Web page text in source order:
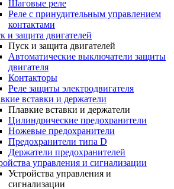
Шаговые реле
Реле с принудительным управлением
контактами
и защита двигателей
Пуск и защита двигателей
Автоматические выключатели защиты
двигателя
Контакторы
Реле защиты электродвигателя
вставки и держатели
Плавкие вставки и держатели
Цилиндрические предохранители
Ножевые предохранители
Предохранители типа D
Держатели предохранителей
управления и сигнализации
Устройства управления и
сигнализации